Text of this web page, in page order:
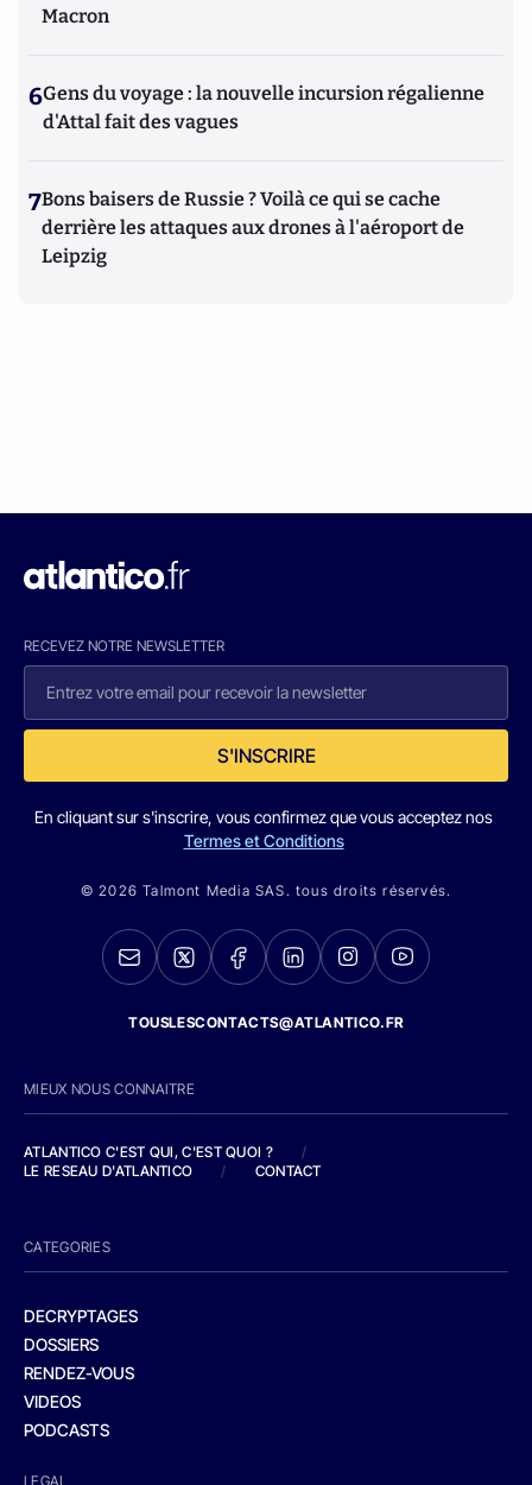
Macron
6Gens du voyage : la nouvelle incursion régalienne
d'Attal fait des vagues
7Bons baisers de Russie ? Voilà ce qui se cache
derrière les attaques aux drones à l'aéroport de
Leipzig
RECEVEZ NOTRE NEWSLETTER
S'INSCRIRE
En cliquant sur s'inscrire, vous confirmez que vous acceptez nos
Termes et Conditions
© 2026 Talmont Media SAS. tous droits réservés.
TOUSLESCONTACTS@ATLANTICO.FR
MIEUX NOUS CONNAITRE
ATLANTICO C'EST QUI, C'EST QUOI ?
/
LE RESEAU D'ATLANTICO
/ CONTACT
CATEGORIES
DECRYPTAGES
DOSSIERS
RENDEZ-VOUS
VIDEOS
PODCASTS
LEGAL